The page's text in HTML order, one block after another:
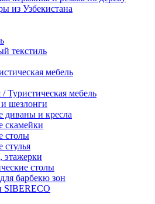
из Узбекистана
текстиль
мебель
/ Туристическая мебель
шезлонги
диваны и кресла
скамейки
столы
стулья
столы
барбекю зон
SIBERECO